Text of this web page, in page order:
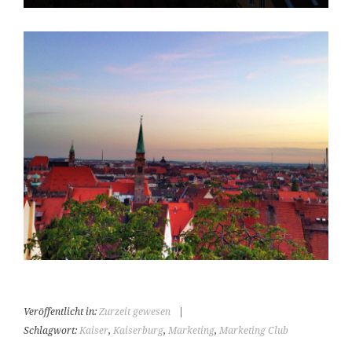
Veröffentlicht in:Zurzeit gewesen
Schlagwort: Kaiser, Kaiserburg, Marketing, Marketing Club